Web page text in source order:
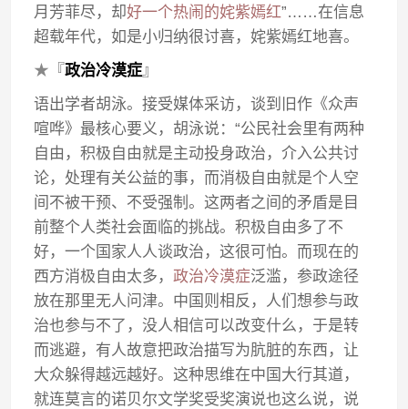
月芳菲尽，却好一个热闹的姹紫嫣红”……在信息
超载年代，如是小归纳很讨喜，姹紫嫣红地喜。
★ 『政治冷漠症』
语出学者胡泳。接受媒体采访，谈到旧作《众声
喧哗》最核心要义，胡泳说：“公民社会里有两种
自由，积极自由就是主动投身政治，介入公共讨
论，处理有关公益的事，而消极自由就是个人空
间不被干预、不受强制。这两者之间的矛盾是目
前整个人类社会面临的挑战。积极自由多了不
好，一个国家人人谈政治，这很可怕。而现在的
西方消极自由太多，政治冷漠症泛滥，参政途径
放在那里无人问津。中国则相反，人们想参与政
治也参与不了，没人相信可以改变什么，于是转
而逃避，有人故意把政治描写为肮脏的东西，让
大众躲得越远越好。这种思维在中国大行其道，
就连莫言的诺贝尔文学奖受奖演说也这么说，说